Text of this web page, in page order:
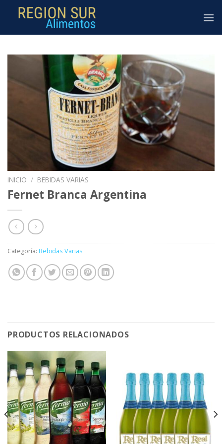
INICIO / BEBIDAS VARIAS
Fernet Branca Argentina
Categoría: Bebidas Varias
PRODUCTOS RELACIONADOS